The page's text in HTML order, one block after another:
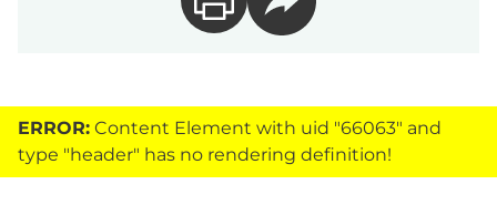
ERROR: Content Element with uid "66063" and
type "header" has no rendering definition!